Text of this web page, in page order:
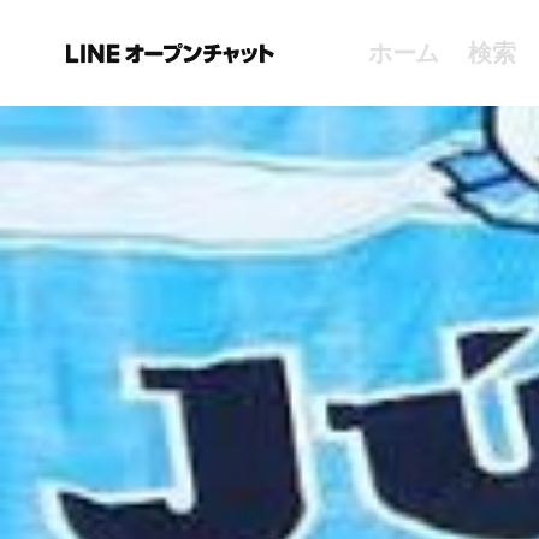
ホーム 検索